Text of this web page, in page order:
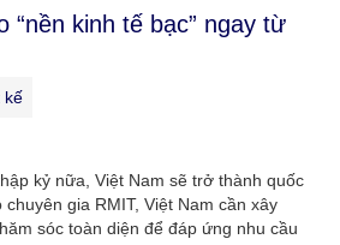
“nền kinh tế bạc” ngay từ
kế
kỷ nữa, Việt Nam sẽ trở thành quốc
gia RMIT, Việt Nam cần xây
sóc toàn diện để đáp ứng nhu cầu